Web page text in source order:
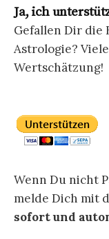
Ja, ich
Gefallen Dir die
Astrologie?
Wertschätzung!
Wenn Du nicht
melde Dich mit
sofort und